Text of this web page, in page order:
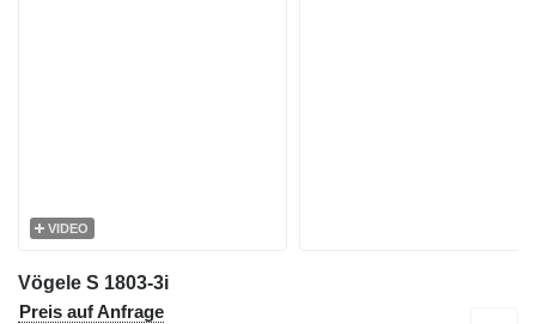
VIDEO
Vögele S 1803-3i
Preis auf Anfrage